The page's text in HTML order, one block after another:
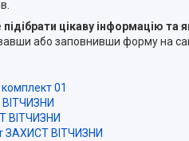
підібрати цікаву інформацію та
або заповнивши форму на
01
ВІТЧИЗНИ
ВІТЧИЗНИ
ЗАХИСТ ВІТЧИЗНИ